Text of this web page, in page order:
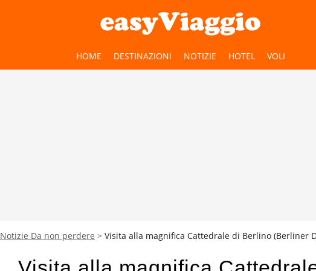
HOME DESTINAZIONI NOTIZIE HOTEL VOLI
Notizie Da non perdere Visita alla magnifica Cattedrale di Berlino (Berliner